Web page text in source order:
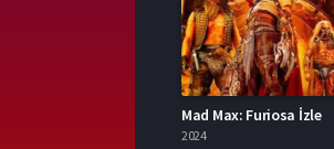
Mad Max: Furiosa İzle
2024